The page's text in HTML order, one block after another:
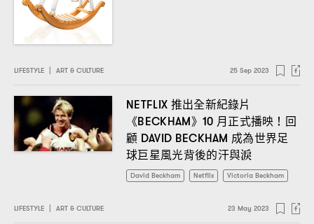
LIFESTYLE ART & CULTURE 25 Sep 2023
NETFLIX 推出全新紀錄片
《BECKHAM》 10 月正式播映 ！ 回
顧 DAVID BECKHAM 成為世界足
球巨星風光背後的汗與淚
David Beckham Netflix Victoria Beckham
LIFESTYLE ART & CULTURE 23 May 2023